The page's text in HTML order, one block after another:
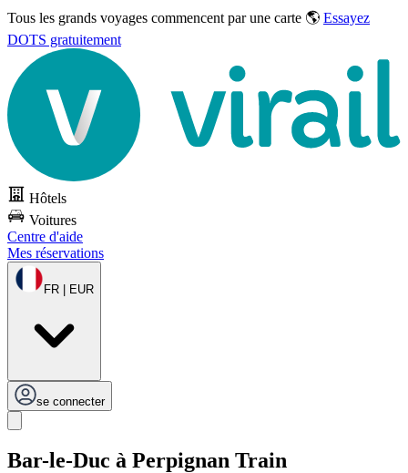
Tous les grands voyages commencent par une carte 🌎 Essayez
DOTS gratuitement
Hôtels
Voitures
Centre d'aide
Mes réservations
FR | EUR
se connecter
Bar-le-Duc à Perpignan Train